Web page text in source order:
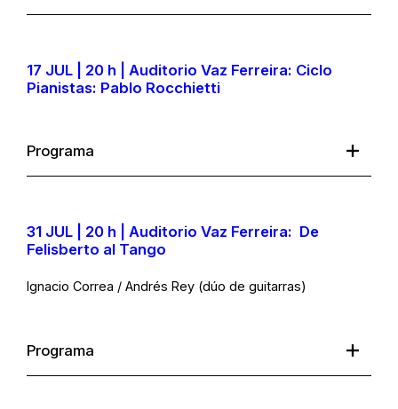
17 JUL | 20 h | Auditorio Vaz Ferreira: Ciclo
Pianistas: Pablo Rocchietti
Programa
31 JUL | 20 h | Auditorio Vaz Ferreira: De
Felisberto al Tango
Ignacio Correa / Andrés Rey (dúo de guitarras)
Programa